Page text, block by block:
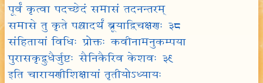
पूर्वं कृत्वा पदच्छेदं समासं तदनन्तरम्
समासे तु कृते पश्चादर्थं ब्रूयाद्विचक्षणः ३८
संहितायां विधिः प्रोक्तः कवीनामनुकम्पया
पुरासकृद्बुधैर्जुष्टः सैनिकैरिव केशवः ३९
इति चारायणीशिक्षायां तृतीयोऽध्यायः